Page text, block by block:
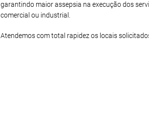
garantindo maior assepsia na execução dos
comercial ou industrial.
Atendemos com total rapidez os locais